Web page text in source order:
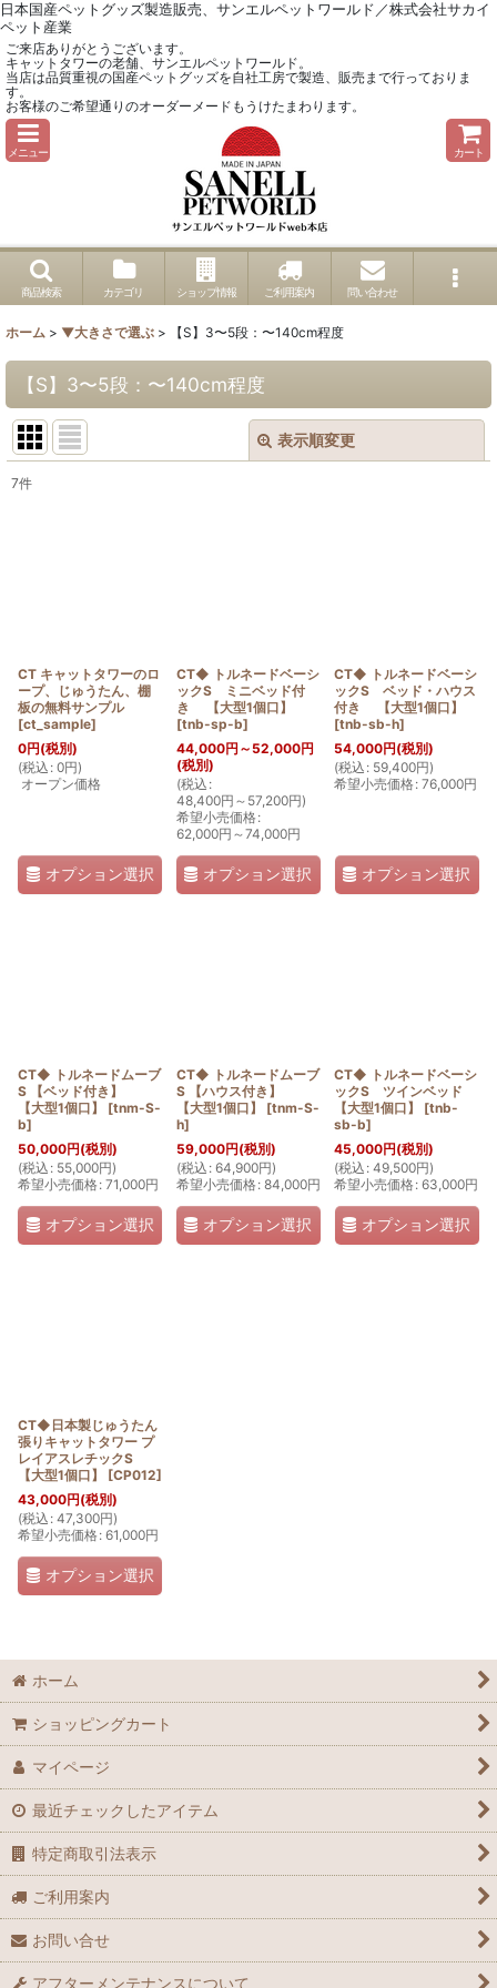
日本国産ペットグッズ製造販売、サンエルペットワールド／株式会社サカイ
ペット産業
ご来店ありがとうございます。
キャットタワーの老舗、サンエルペットワールド。
当店は品質重視の国産ペットグッズを自社工房で製造、販売まで行っておりま
す。
お客様のご希望通りのオーダーメードもうけたまわります。
メニュー カート
商品検索 カテゴリ ショップ情報 ご利用案内 問い合わせ
ホーム > ▼大きさで選ぶ > 【S】3〜5段：〜140cm程度
【S】3〜5段：〜140cm程度
表示順変更
7件
CT キャットタワーのロ
ープ、じゅうたん、棚
板の無料サンプル
[ct_sample]
0円(税別)
(税込 : 0円)
オープン価格
オプション選択
CT◆ トルネードベーシ
ックS ミニベッド付
き 【大型1個口】
[tnb-sp-b]
44,000円 ～52,000円
(税別)
(税込 :
48,400円 ～57,200円)
希望小売価格:
62,000円 ～74,000円
オプション選択
CT◆ トルネードベーシ
ックS ベッド・ハウス
付き 【大型1個口】
[tnb-sb-h]
54,000円(税別)
(税込 : 59,400円)
希望小売価格: 76,000円
オプション選択
CT◆ トルネードムーブ
S 【ベッド付き】
【大型1個口】
[tnm-S-
b]
50,000円(税別)
(税込 : 55,000円)
希望小売価格: 71,000円
オプション選択
CT◆ トルネードムーブ
S 【ハウス付き】
【大型1個口】
[tnm-S-
h]
59,000円(税別)
(税込 : 64,900円)
希望小売価格: 84,000円
オプション選択
CT◆ トルネードベーシ
ックS ツインベッド
【大型1個口】
[tnb-
sb-b]
45,000円(税別)
(税込 : 49,500円)
希望小売価格: 63,000円
オプション選択
CT◆日本製じゅうたん
張りキャットタワー プ
レイアスレチックS
【大型1個口】
[CP012]
43,000円(税別)
(税込 : 47,300円)
希望小売価格: 61,000円
オプション選択
ホーム
ショッピングカート
マイページ
最近チェックしたアイテム
特定商取引法表示
ご利用案内
お問い合せ
アフターメンテナンスについて